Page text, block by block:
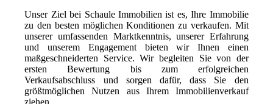
Unser Ziel bei Schaule Immobilien ist es, Ihre Immobilie
zu den besten möglichen Konditionen zu verkaufen. Mit
unserer umfassenden Marktkenntnis, unserer Erfahrung
und unserem Engagement bieten wir Ihnen einen
maßgeschneiderten Service. Wir begleiten Sie von der
ersten Bewertung bis zum erfolgreichen
Verkaufsabschluss und sorgen dafür, dass Sie den
größtmöglichen Nutzen aus Ihrem Immobilienverkauf